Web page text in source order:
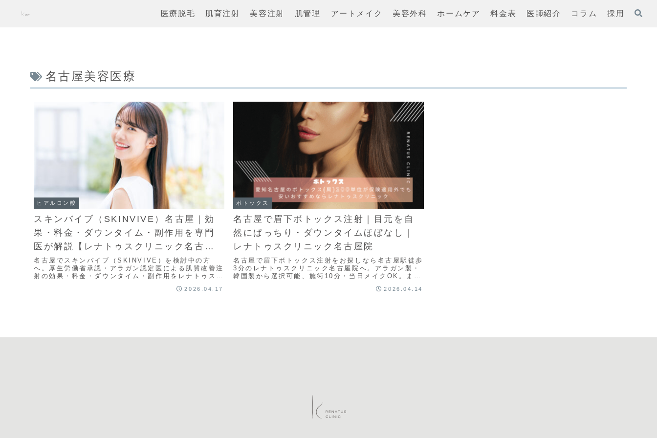
医療脱毛 肌育注射 美容注射 肌管理 アートメイク 美容外科 ホームケア 料金表 医師紹介 コラム 採用
名古屋美容医療
ヒアルロン酸
スキンバイブ（SKINVIVE）名古屋｜効
果・料金・ダウンタイム・副作用を専門
医が解説【レナトゥスクリニック名古屋
院】
名古屋でスキンバイブ（SKINVIVE）を検討中の方
へ。厚生労働省承認・アラガン認定医による肌質改善注
射の効果・料金・ダウンタイム・副作用をレナトゥスク
2026.04.17
ボトックス
名古屋で眉下ボトックス注射｜目元を自
然にぱっちり・ダウンタイムほぼなし｜
レナトゥスクリニック名古屋院
名古屋で眉下ボトックス注射をお探しなら名古屋駅徒歩
3分のレナトゥスクリニック名古屋院へ。アラガン製・
韓国製から選択可能、施術10分・当日メイクOK。まぶ
2026.04.14